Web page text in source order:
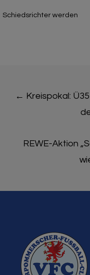
Schiedsrichter werden
Post
navigation
← Kreispokal:
REWE-Aktion